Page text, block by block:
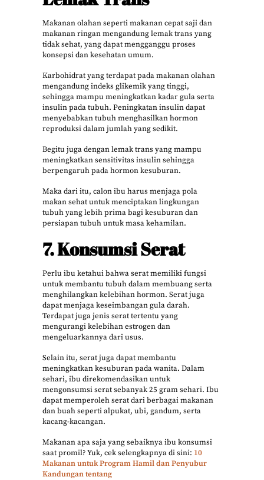
Makanan olahan seperti makanan cepat saji dan
makanan ringan mengandung lemak trans yang
tidak sehat, yang dapat mengganggu proses
konsepsi dan kesehatan umum.
Karbohidrat yang terdapat pada makanan olahan
mengandung indeks glikemik yang tinggi,
sehingga mampu meningkatkan kadar gula serta
insulin pada tubuh. Peningkatan insulin dapat
menyebabkan tubuh menghasilkan hormon
reproduksi dalam jumlah yang sedikit.
Begitu juga dengan lemak trans yang mampu
meningkatkan sensitivitas insulin sehingga
berpengaruh pada hormon kesuburan.
Maka dari itu, calon ibu harus menjaga pola
makan sehat untuk menciptakan lingkungan
tubuh yang lebih prima bagi kesuburan dan
persiapan tubuh untuk masa kehamilan.
7. Konsumsi Serat
Perlu ibu ketahui bahwa serat memiliki fungsi
untuk membantu tubuh dalam membuang serta
menghilangkan kelebihan hormon. Serat juga
dapat menjaga keseimbangan gula darah.
Terdapat juga jenis serat tertentu yang
mengurangi kelebihan estrogen dan
mengeluarkannya dari usus.
Selain itu, serat juga dapat membantu
meningkatkan kesuburan pada wanita. Dalam
sehari, ibu direkomendasikan untuk
mengonsumsi serat sebanyak 25 gram sehari. Ibu
dapat memperoleh serat dari berbagai makanan
dan buah seperti alpukat, ubi, gandum, serta
kacang-kacangan.
Makanan apa saja yang sebaiknya ibu konsumsi
saat promil? Yuk, cek selengkapnya di sini: 10
Makanan untuk Program Hamil dan Penyubur
Kandungan tentang